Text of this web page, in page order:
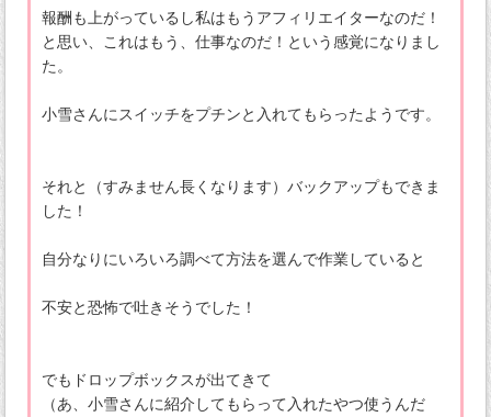
報酬も上がっているし私はもうアフィリエイターなのだ！
と思い、これはもう、仕事なのだ！という感覚になりまし
た。
小雪さんにスイッチをプチンと入れてもらったようです。
それと（すみません長くなります）バックアップもできま
した！
自分なりにいろいろ調べて方法を選んで作業していると
不安と恐怖で吐きそうでした！
でもドロップボックスが出てきて
（あ、小雪さんに紹介してもらって入れたやつ使うんだ